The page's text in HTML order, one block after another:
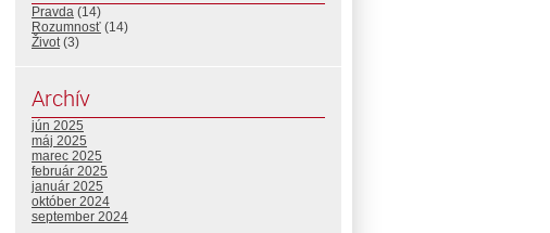
Pravda (14)
Rozumnosť (14)
Život(3)
Archív
jún 2025
máj 2025
marec 2025
február 2025
január 2025
október 2024
september 2024